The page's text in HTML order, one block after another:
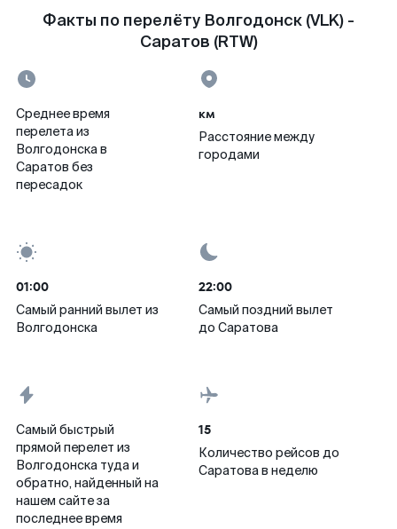
Факты по перелёту Волгодонск (VLK) -
Саратов (RTW)
Среднее время
перелета из
Волгодонска в
Саратов без
пересадок
км
Расстояние между
городами
01:00
Самый ранний вылет из
Волгодонска
22:00
Самый поздний вылет
до Саратова
Самый быстрый
прямой перелет из
Волгодонска туда и
обратно, найденный на
нашем сайте за
последнее время
15
Количество рейсов до
Саратова в неделю